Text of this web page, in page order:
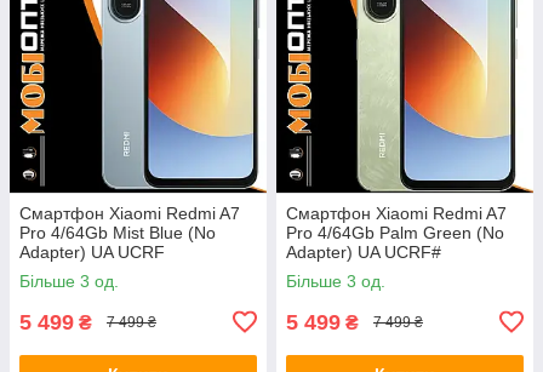
Смартфон Xiaomi Redmi A7
Pro 4/64Gb Mist Blue (No
Adapter) UA UCRF
Більше 3 од.
5 499 ₴ 7 499 ₴
Смартфон Xiaomi Redmi A7
Pro 4/64Gb Palm Green (No
Adapter) UA UCRF#
Більше 3 од.
5 499 ₴ 7 499 ₴